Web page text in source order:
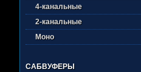
4-канальные
2-канальные
Моно
САБВУФЕРЫ